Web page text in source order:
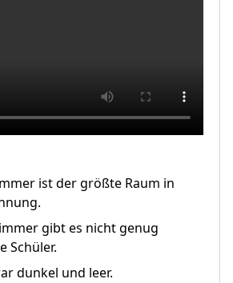
ist der größte Raum in
gibt es nicht genug
Schüler.
dunkel und leer.